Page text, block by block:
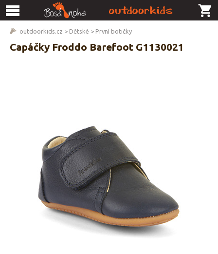
outdoorkids.cz > Dětské > První botičky
Capáčky Froddo Barefoot G1130021